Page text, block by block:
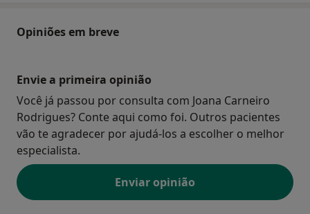
Opiniões em breve
Envie a primeira opinião
Você já passou por consulta com Joana Carneiro
Rodrigues? Conte aqui como foi. Outros pacientes
vão te agradecer por ajudá-los a escolher o melhor
especialista.
Enviar opinião